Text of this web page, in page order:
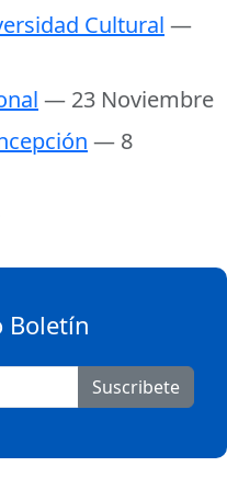
Cultural —
— 23 Noviembre
— 8
Boletín
Suscribete